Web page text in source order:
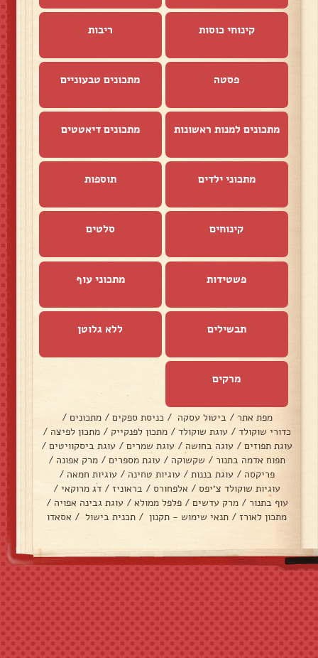
קינוחי כוסות ריבות
פסטה מתכונים טבעוניים
מתכונים למנות ראשונות מתכונים דיאטטים
מתכוני ילדים תוספות
קינוחים סלטים
פשטידות מתכוני עוף
תבשילים ללא גלוטן
מרקים
מפת אתר / ביטול עסקה / כניסת ספקים / מתכונים /
כדורי שוקולד / עוגת שוקולד / מתכון לפנקייק / מתכון לפיצה /
עוגת תפוזים / עוגה בחושה / עוגת שמרים / עוגת ביסקוויטים /
תפוח אדמה בתנור / שקשוקה / עוגת מספרים / מרק אפונה /
פריקסה / עוגת בננות / עוגיות טחינה / עוגיות חמאה /
עוגיות שוקולד צ׳יפס / אלפחורס / בראוניז / דג מרוקאי /
עוף בתנור / מרק עדשים / פלפל ממולא / עוגת גבינה אפויה /
מתכון לאורז / תנאי שימוש - תקנון / תכנית בישול / אסאדו